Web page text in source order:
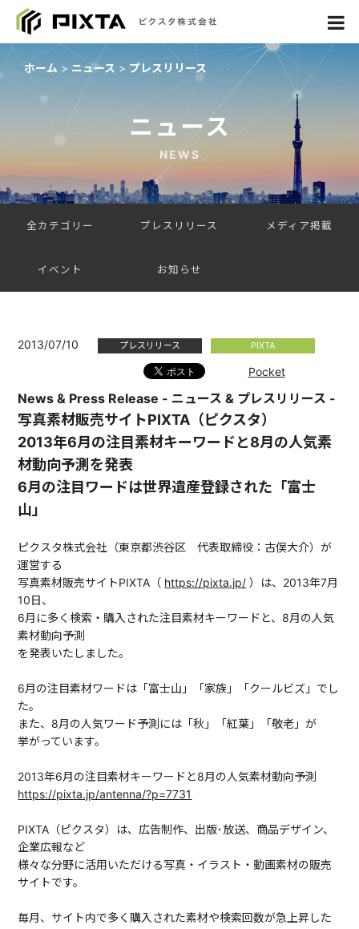
ホーム ニュース プレスリリース
ニュース
NEWS
全カテゴリー プレスリリース メディア掲載
イベント お知らせ
2013/07/10 プレスリリース PIXTA
Pocket
News & Press Release - ニュース & プレスリリース -
写真素材販売サイトPIXTA（ピクスタ）
2013年6月の注目素材キーワードと8月の人気素
材動向予測を発表
6月の注目ワードは世界遺産登録された「富士
山」
ピクスタ株式会社（東京都渋谷区 代表取締役：古俣大介）が
運営する
写真素材販売サイトPIXTA（ https://pixta.jp/ ）は、2013年7月
10日、
6月に多く検索・購入された注目素材キーワードと、8月の人気
素材動向予測
を発表いたしました。
6月の注目素材ワードは「富士山」「家族」「クールビズ」でし
た。
また、8月の人気ワード予測には「秋」「紅葉」「敬老」が
挙がっています。
2013年6月の注目素材キーワードと8月の人気素材動向予測
https://pixta.jp/antenna/?p=7731
PIXTA（ピクスタ）は、広告制作、出版･放送、商品デザイン、
企業広報など
様々な分野に活用いただける写真・イラスト・動画素材の販売
サイトです。
毎月、サイト内で多く購入された素材や検索回数が急上昇した